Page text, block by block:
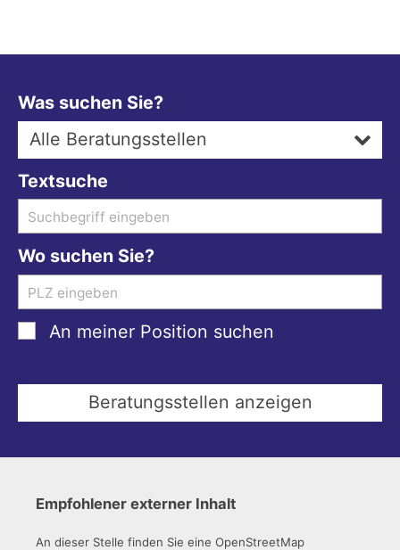
Was suchen Sie?
Alle Beratungsstellen
Textsuche
Wo suchen Sie?
An meiner Position suchen
Empfohlener externer Inhalt
An dieser Stelle finden Sie eine OpenStreetMap